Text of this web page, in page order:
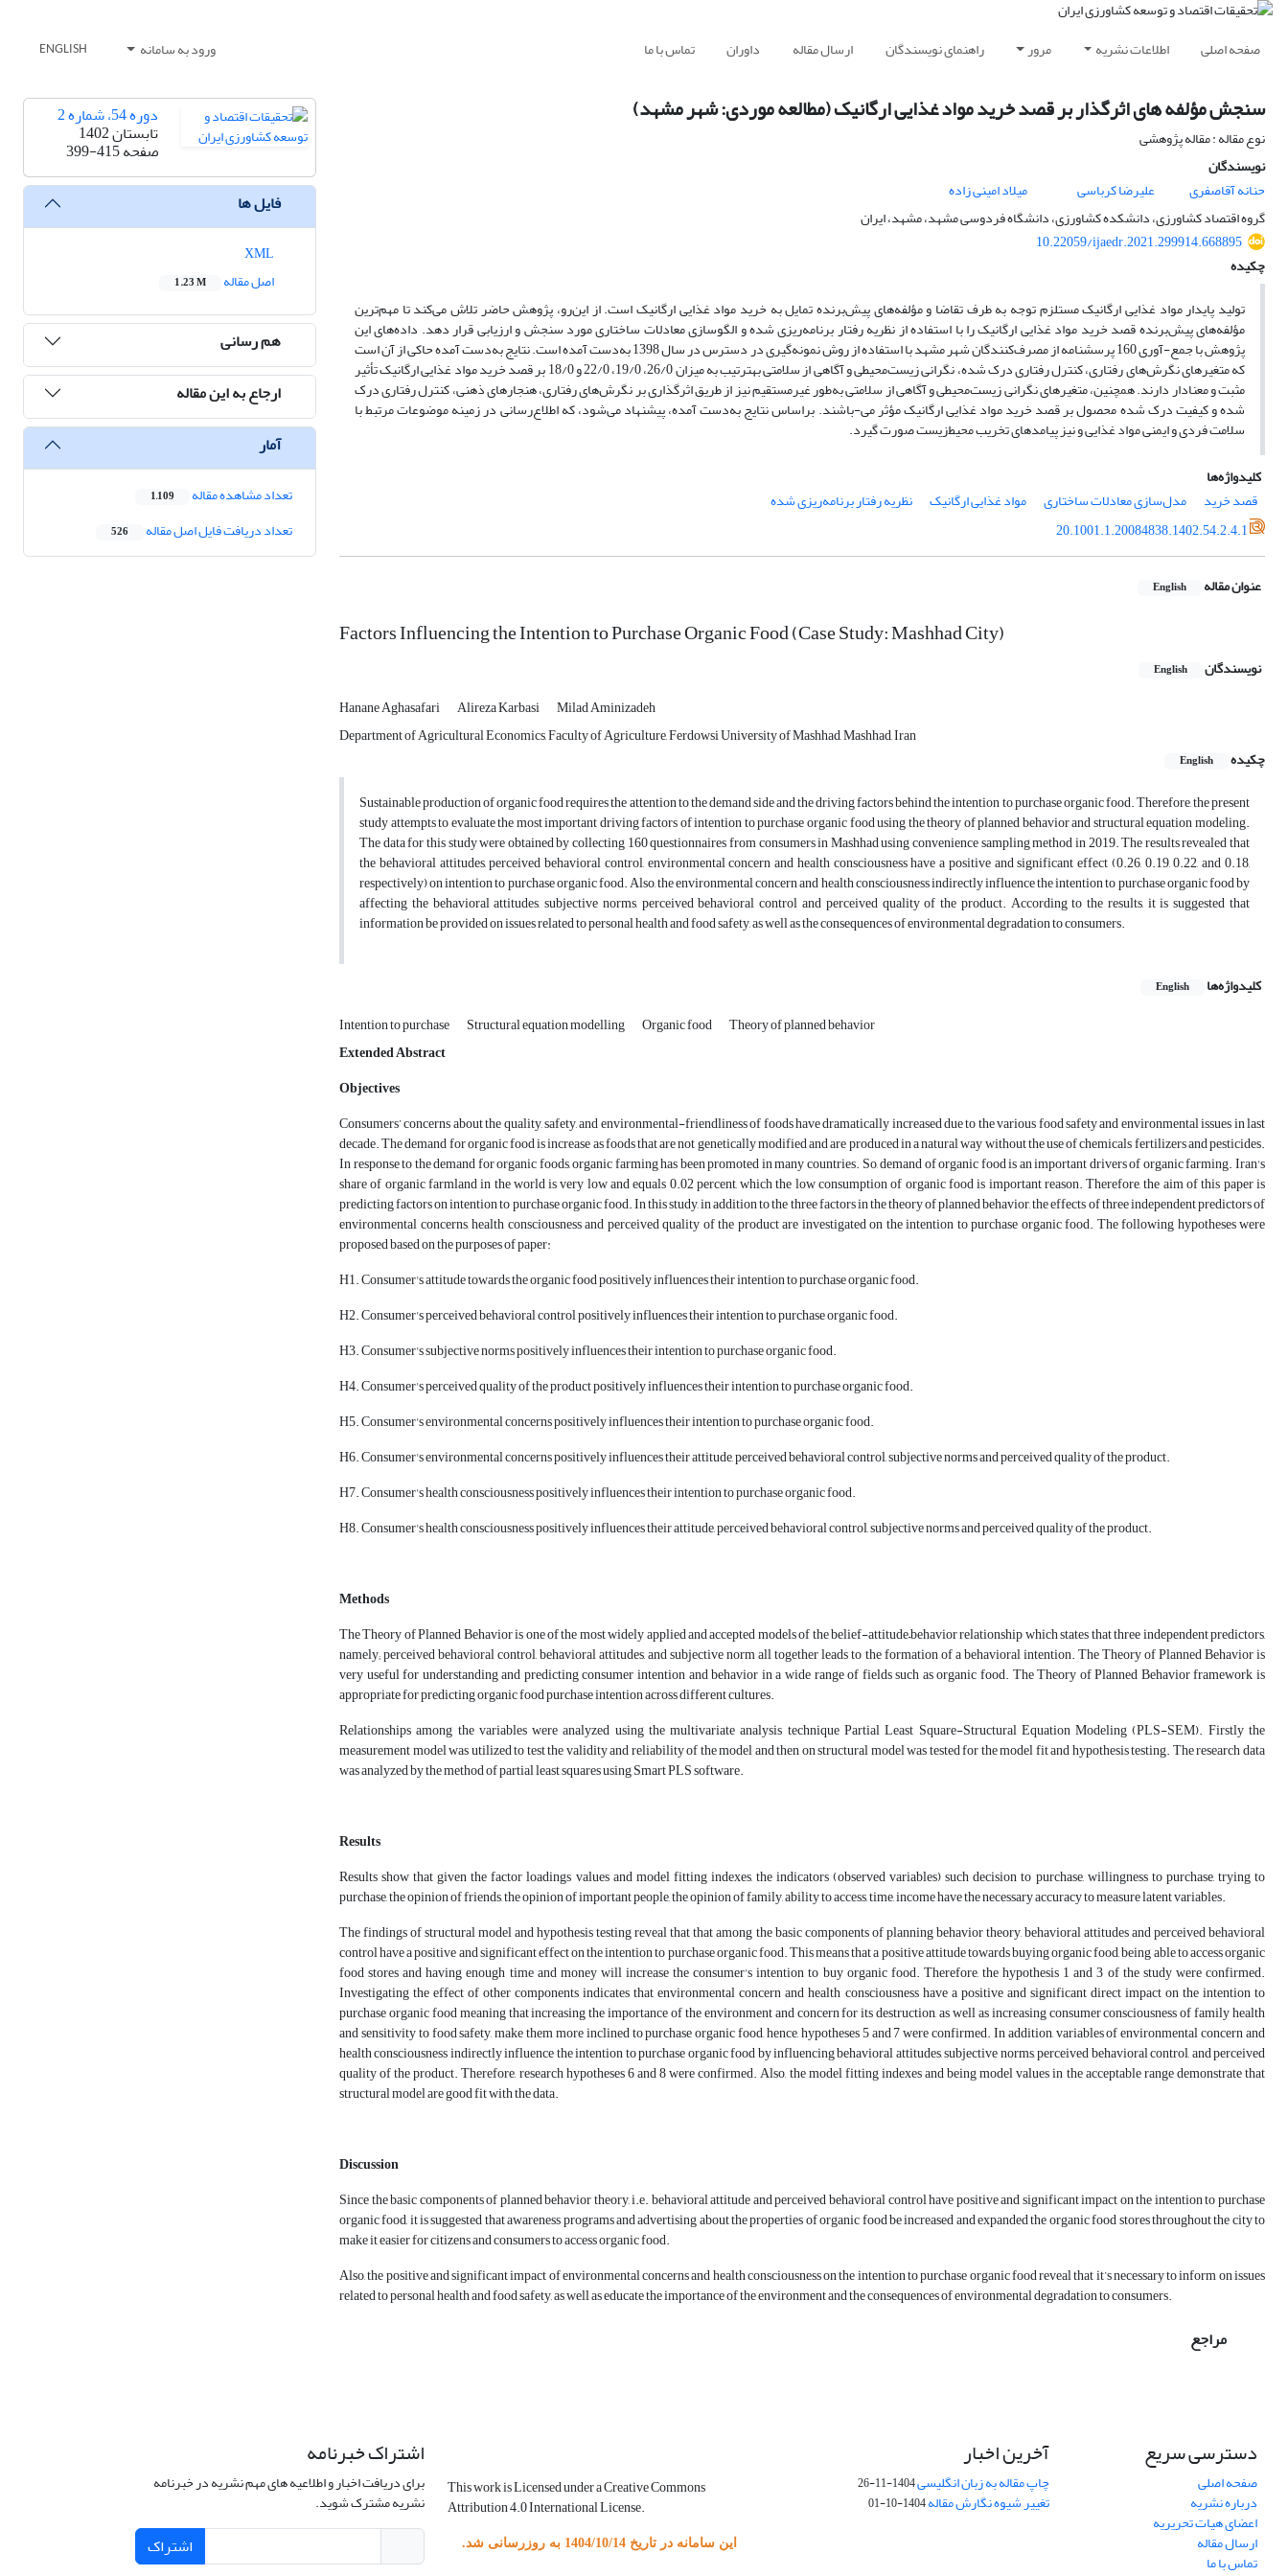
صفحه اصلی اطلاعات نشریه مرور راهنمای نویسندگان ارسال مقاله داوران تماس با ما ورود به سامانه ENGLISH
سنجش مؤلفه های اثرگذار بر قصد خرید مواد غذایی ارگانیک (مطالعه موردی: شهر مشهد)
نوع مقاله : مقاله پژوهشی
نویسندگان
حنانه آقاصفری
علیرضا کرباسی
میلاد امینی زاده
گروه اقتصاد کشاورزی، دانشکده کشاورزی، دانشگاه فردوسی مشهد، مشهد، ایران
10.22059/ijaedr.2021.299914.668895
چکیده
تولید پایدار مواد غذایی ارگانیک مستلزم توجه به طرف تقاضا و مؤلفه‌های پیش‌برنده تمایل به خرید مواد غذایی ارگانیک است. از این‌رو، پژوهش حاضر تلاش می‌کند تا مهم‌ترین
مؤلفه‌های پیش‌برنده قصد خرید مواد غذایی ارگانیک را با استفاده از نظریه رفتار برنامه‌ریزی شده و الگوسازی معادلات ساختاری مورد سنجش و ارزیابی قرار دهد. داده‌های این
پژوهش با جمع-آوری 160 پرسشنامه از مصرف‌کنندگان شهر مشهد با استفاده از روش نمونه‌گیری در دسترس در سال 1398 به‌دست آمده است. نتایج به‌دست آمده حاکی از آن است
که متغیرهای نگرش‌های رفتاری، کنترل رفتاری درک شده، نگرانی زیست‌محیطی و آگاهی از سلامتی به­ترتیب به میزان 26/0، 19/0، 22/0 و 18/0 بر قصد خرید مواد غذایی ارگانیک تأثیر
مثبت و معنادار دارند. همچنین، متغیرهای نگرانی زیست‌محیطی و آگاهی از سلامتی به‌طور غیرمستقیم نیز از طریق اثرگذاری بر نگرش‌های رفتاری، هنجارهای ذهنی، کنترل رفتاری درک
شده و کیفیت درک شده محصول بر قصد خرید مواد غذایی ارگانیک مؤثر می-باشند. براساس نتایج به‌دست آمده، پیشنهاد می‌شود، که اطلاع‌رسانی در زمینه موضوعات مرتبط با
سلامت فردی و ایمنی مواد غذایی و نیز پیامدهای تخریب محیط‌زیست صورت گیرد.
کلیدواژه‌ها
قصد خرید
مدل‌سازی معادلات ساختاری مواد غذایی ارگانیک
نظریه رفتار برنامه‌ریزی شده
20.1001.1.20084838.1402.54.2.4.1
عنوان مقاله English
Factors Influencing the Intention to Purchase Organic Food (Case Study: Mashhad City)
نویسندگان English
Hanane Aghasafari Alireza Karbasi
Milad Aminizadeh
Department of Agricultural Economics, Faculty of Agriculture, Ferdowsi University of Mashhad, Mashhad, Iran
چکیده
English
Sustainable production of organic food requires the attention to the demand side and the driving factors behind the intention to purchase organic food. Therefore, the present
study attempts to evaluate the most important driving factors of intention to purchase organic food using the theory of planned behavior and structural equation modeling.
The data for this study were obtained by collecting 160 questionnaires from consumers in Mashhad using convenience sampling method in 2019. The results revealed that
the behavioral attitudes, perceived behavioral control, environmental concern and health consciousness have a positive and significant effect (0.26, 0.19, 0.22, and 0.18,
respectively) on intention to purchase organic food. Also, the environmental concern and health consciousness indirectly influence the intention to purchase organic food by
affecting the behavioral attitudes, subjective norms, perceived behavioral control and perceived quality of the product. According to the results, it is suggested that
information be provided on issues related to personal health and food safety, as well as the consequences of environmental degradation to consumers.
کلیدواژه‌ها English
Intention to purchase Structural equation modelling Organic food
Theory of planned behavior
Extended Abstract
Objectives
Consumers’ concerns about the quality, safety, and environmental-friendliness of foods have dramatically increased due to the various food safety and environmental issues in last
decade. The demand for organic food is increase as foods that are not genetically modified and are produced in a natural way without the use of chemicals fertilizers and pesticides.
In response to the demand for organic foods, organic farming has been promoted in many countries. So, demand of organic food is an important drivers of organic farming. Iran's
share of organic farmland in the world is very low and equals 0.02 percent, which the low consumption of organic food is important reason. Therefore, the aim of this paper is
predicting factors on intention to purchase organic food. In this study, in addition to the three factors in the theory of planned behavior, the effects of three independent predictors of
environmental concerns, health consciousness and perceived quality of the product are investigated on the intention to purchase organic food. The following hypotheses were
proposed based on the purposes of paper:
H1. Consumer's attitude towards the organic food positively influences their intention to purchase organic food.
H2. Consumer's perceived behavioral control positively influences their intention to purchase organic food.
H3. Consumer's subjective norms positively influences their intention to purchase organic food.
H4. Consumer's perceived quality of the product positively influences their intention to purchase organic food.
H5. Consumer's environmental concerns positively influences their intention to purchase organic food.
H6. Consumer's environmental concerns positively influences their attitude, perceived behavioral control, subjective norms and perceived quality of the product.
H7. Consumer's health consciousness positively influences their intention to purchase organic food.
H8. Consumer's health consciousness positively influences their attitude, perceived behavioral control, subjective norms and perceived quality of the product.
Methods
The Theory of Planned Behavior is one of the most widely applied and accepted models of the belief-attitude–behavior relationship which states that three independent predictors,
namely; perceived behavioral control, behavioral attitudes, and subjective norm all together leads to the formation of a behavioral intention. The Theory of Planned Behavior is
very useful for understanding and predicting consumer intention and behavior in a wide range of fields such as organic food. The Theory of Planned Behavior framework is
appropriate for predicting organic food purchase intention across different cultures.
Relationships among the variables were analyzed using the multivariate analysis technique Partial Least Square-Structural Equation Modeling (PLS-SEM). Firstly the
measurement model was utilized to test the validity and reliability of the model and then on structural model was tested for the model fit and hypothesis testing. The research data
was analyzed by the method of partial least squares using Smart PLS software.
Results
Results show that given the factor loadings values and model fitting indexes, the indicators (observed variables) such decision to purchase, willingness to purchase, trying to
purchase, the opinion of friends, the opinion of important people, the opinion of family, ability to access, time, income have the necessary accuracy to measure latent variables.
The findings of structural model and hypothesis testing reveal that that among the basic components of planning behavior theory, behavioral attitudes and perceived behavioral
control have a positive and significant effect on the intention to purchase organic food. This means that a positive attitude towards buying organic food, being able to access organic
food stores and having enough time and money will increase the consumer's intention to buy organic food. Therefore, the hypothesis 1 and 3 of the study were confirmed.
Investigating the effect of other components indicates that environmental concern and health consciousness have a positive and significant direct impact on the intention to
purchase organic food meaning that increasing the importance of the environment and concern for its destruction, as well as increasing consumer consciousness of family health
and sensitivity to food safety, make them more inclined to purchase organic food, hence, hypotheses 5 and 7 were confirmed. In addition, variables of environmental concern and
health consciousness indirectly influence the intention to purchase organic food by influencing behavioral attitudes, subjective norms, perceived behavioral control, and perceived
quality of the product. Therefore, research hypotheses 6 and 8 were confirmed. Also, the model fitting indexes and being model values in the acceptable range demonstrate that
structural model are good fit with the data.
Discussion
Since the basic components of planned behavior theory, i.e. behavioral attitude and perceived behavioral control have positive and significant impact on the intention to purchase
organic food, it is suggested that awareness programs and advertising about the properties of organic food be increased and expanded the organic food stores throughout the city to
make it easier for citizens and consumers to access organic food.
Also, the positive and significant impact of environmental concerns and health consciousness on the intention to purchase organic food reveal that it’s necessary to inform on issues
related to personal health and food safety, as well as educate the importance of the environment and the consequences of environmental degradation to consumers.
مراجع
دوره 54، شماره 2
تابستان 1402
صفحه399-415
فایل ها
اصل مقاله
1.23 M
هم رسانی
ارجاع به این مقاله
آمار
تعداد مشاهده مقاله 1,109
تعداد دریافت فایل اصل مقاله 526
دسترسی سریع
صفحه اصلی
درباره نشریه
اعضای هیات تحریریه
ارسال مقاله
تماس با ما
آخرین اخبار
چاپ مقاله به زبان انگلیسی1404-11-26
تغییر شیوه نگارش مقاله1404-10-01
This work is Licensed under a Creative Commons
Attribution 4.0 International License.
این سامانه در تاریخ 1404/10/14 به روزرسانی شد.
اشتراک خبرنامه
برای دریافت اخبار و اطلاعیه های مهم نشریه در خبرنامه
نشریه مشترک شوید.
اشتراک